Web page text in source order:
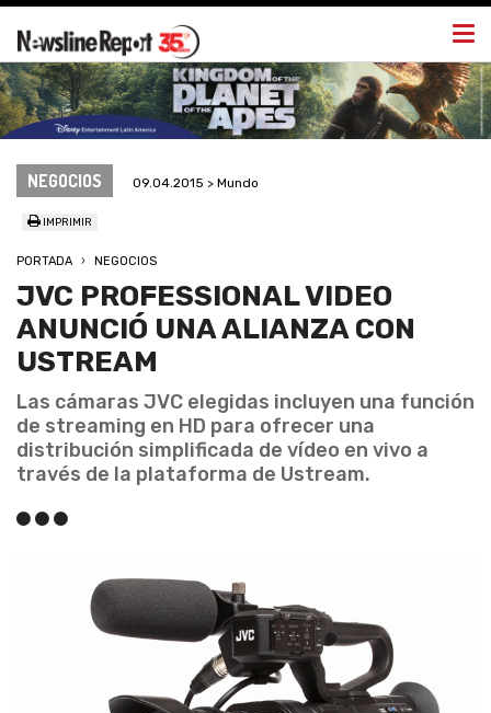
NEGOCIOS 09.04.2015 > Mundo
IMPRIMIR
PORTADA NEGOCIOS
JVC PROFESSIONAL VIDEO
ANUNCIÓ UNA ALIANZA CON
USTREAM
Las cámaras JVC elegidas incluyen una función
de streaming en HD para ofrecer una
distribución simplificada de vídeo en vivo a
través de la plataforma de Ustream.